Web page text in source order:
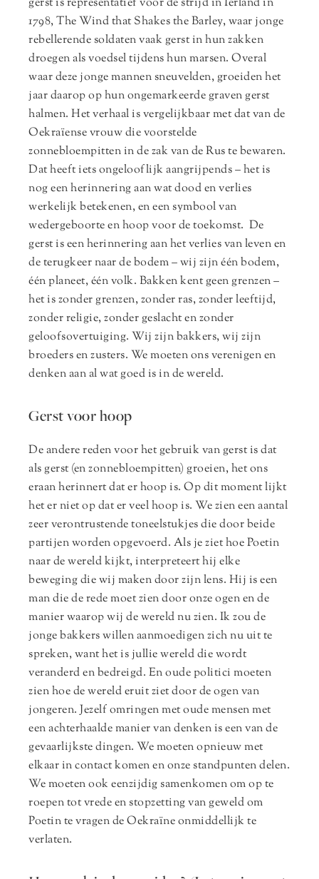
gerst is representatief voor de strijd in Ierland in
1798, The Wind that Shakes the Barley, waar jonge
rebellerende soldaten vaak gerst in hun zakken
droegen als voedsel tijdens hun marsen. Overal
waar deze jonge mannen sneuvelden, groeiden het
jaar daarop op hun ongemarkeerde graven gerst
halmen. Het verhaal is vergelijkbaar met dat van de
Oekraïense vrouw die voorstelde
zonnebloempitten in de zak van de Rus te bewaren.
Dat heeft iets ongelooflijk aangrijpends – het is
nog een herinnering aan wat dood en verlies
werkelijk betekenen, en een symbool van
wedergeboorte en hoop voor de toekomst. De
gerst is een herinnering aan het verlies van leven en
de terugkeer naar de bodem – wij zijn één bodem,
één planeet, één volk. Bakken kent geen grenzen –
het is zonder grenzen, zonder ras, zonder leeftijd,
zonder religie, zonder geslacht en zonder
geloofsovertuiging. Wij zijn bakkers, wij zijn
broeders en zusters. We moeten ons verenigen en
denken aan al wat goed is in de wereld.
Gerst voor hoop
De andere reden voor het gebruik van gerst is dat
als gerst (en zonnebloempitten) groeien, het ons
eraan herinnert dat er hoop is. Op dit moment lijkt
het er niet op dat er veel hoop is. We zien een aantal
zeer verontrustende toneelstukjes die door beide
partijen worden opgevoerd. Als je ziet hoe Poetin
naar de wereld kijkt, interpreteert hij elke
beweging die wij maken door zijn lens. Hij is een
man die de rede moet zien door onze ogen en de
manier waarop wij de wereld nu zien. Ik zou de
jonge bakkers willen aanmoedigen zich nu uit te
spreken, want het is jullie wereld die wordt
veranderd en bedreigd. En oude politici moeten
zien hoe de wereld eruit ziet door de ogen van
jongeren. Jezelf omringen met oude mensen met
een achterhaalde manier van denken is een van de
gevaarlijkste dingen. We moeten opnieuw met
elkaar in contact komen en onze standpunten delen.
We moeten ook eenzijdig samenkomen om op te
roepen tot vrede en stopzetting van geweld om
Poetin te vragen de Oekraïne onmiddellijk te
verlaten.